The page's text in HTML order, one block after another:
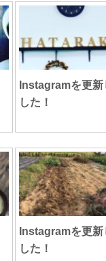
Instagramを更新
した！
Instagramを更新
した！